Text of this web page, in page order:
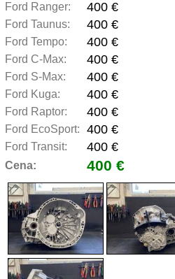
Ford Ranger: 400 €
Ford Taunus: 400 €
Ford Tempo: 400 €
Ford C-Max: 400 €
Ford S-Max: 400 €
Ford Kuga: 400 €
Ford Raptor: 400 €
Ford EcoSport: 400 €
Ford Transit: 400 €
Cena: 400 €